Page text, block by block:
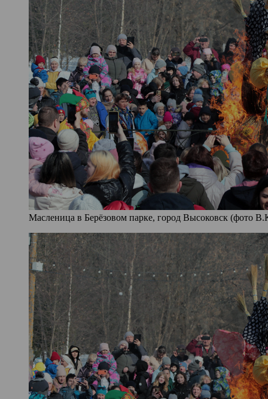
Масленица в Берёзовом парке, город Высоковск (фото